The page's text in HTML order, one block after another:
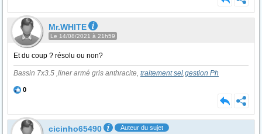
Mr.WHITE
Le 14/08/2021 à 21h59
Et du coup ? résolu ou non?
Bassin 7x3.5 ,liner armé gris anthracite, traitement sel,gestion Ph
0
cicinho65490 Auteur du sujet